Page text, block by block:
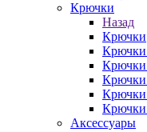
Крючки
Назад
Крючки
Крючки
Аксессуары